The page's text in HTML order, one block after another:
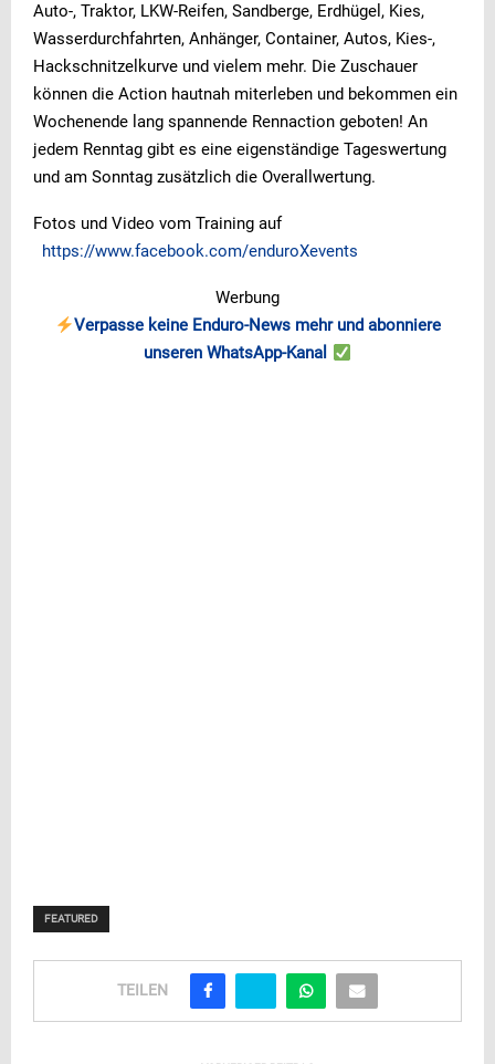
Auto-, Traktor, LKW-Reifen, Sandberge, Erdhügel, Kies,
Wasserdurchfahrten, Anhänger, Container, Autos, Kies-,
Hackschnitzelkurve und vielem mehr. Die Zuschauer
können die Action hautnah miterleben und bekommen ein
Wochenende lang spannende Rennaction geboten! An
jedem Renntag gibt es eine eigenständige Tageswertung
und am Sonntag zusätzlich die Overallwertung.
Fotos und Video vom Training auf
https://www.facebook.com/enduroXevents
Werbung
Verpasse keine Enduro-News mehr und abonniere
unseren WhatsApp-Kanal
FEATURED
TEILEN